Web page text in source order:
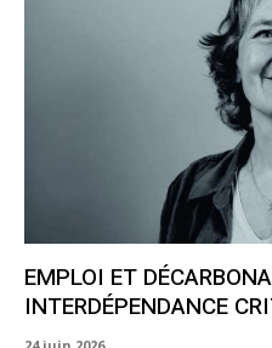
EMPLOI ET
INTERDÉPENDANCE